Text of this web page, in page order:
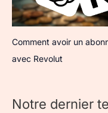
Comment avoir un
avec Revolut
Notre dernier